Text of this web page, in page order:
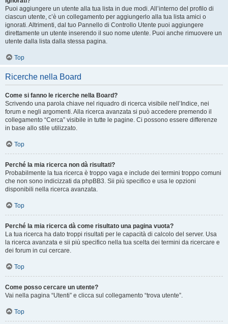
Puoi aggiungere un utente alla tua lista in due modi. All’interno del profilo di
ciascun utente, c’è un collegamento per aggiungerlo alla tua lista amici o
ignorati. Altrimenti, dal tuo Pannello di Controllo Utente puoi aggiungere
direttamente un utente inserendo il suo nome utente. Puoi anche rimuovere un
utente dalla lista dalla stessa pagina.
Top
Ricerche nella Board
Come si fanno le ricerche nella Board?
Scrivendo una parola chiave nel riquadro di ricerca visibile nell’Indice, nei
forum e negli argomenti. Alla ricerca avanzata si può accedere premendo il
collegamento “Cerca” visibile in tutte le pagine. Ci possono essere differenze
in base allo stile utilizzato.
Top
Perché la mia ricerca non dà risultati?
Probabilmente la tua ricerca è troppo vaga e include dei termini troppo comuni
che non sono indicizzati da phpBB3. Sii più specifico e usa le opzioni
disponibili nella ricerca avanzata.
Top
Perché la mia ricerca dà come risultato una pagina vuota?
La tua ricerca ha dato troppi risultati per le capacità di calcolo del server. Usa
la ricerca avanzata e sii più specifico nella tua scelta dei termini da ricercare e
dei forum in cui cercare.
Top
Come posso cercare un utente?
Vai nella pagina “Utenti” e clicca sul collegamento “trova utente”.
Top